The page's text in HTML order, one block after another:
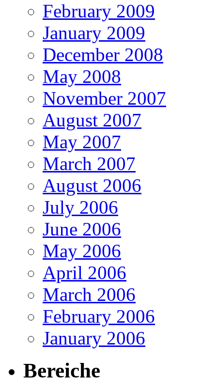
February 2009
January 2009
December 2008
May 2008
November 2007
August 2007
May 2007
March 2007
August 2006
July 2006
June 2006
May 2006
April 2006
March 2006
February 2006
January 2006
Bereiche